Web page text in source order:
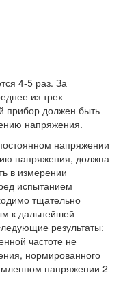
4-5 раз. За
из трех
прибор должен быть
напряжения.
напряжении
напряжения, должна
в измерении
испытанием
тщательно
к дальнейшей
результаты:
частоте не
нормированного
напряжении 2